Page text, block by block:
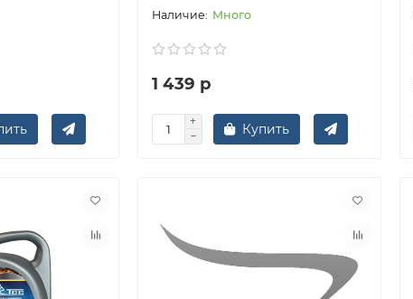
Много
1 439 р
Купить